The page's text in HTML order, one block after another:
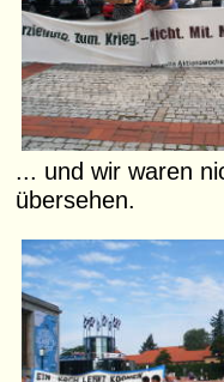
... und wir waren
übersehen.